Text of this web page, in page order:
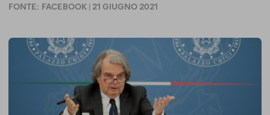
FONTE: FACEBOOK | 21 GIUGNO 2021